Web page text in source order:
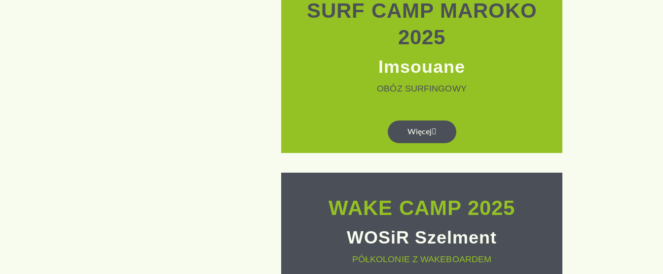
SURF CAMP MAROKO
2025
Imsouane
OBÓZ SURFINGOWY
Więcej
WAKE CAMP 2025
WOSiR Szelment
PÓŁKOLONIE Z WAKEBOARDEM